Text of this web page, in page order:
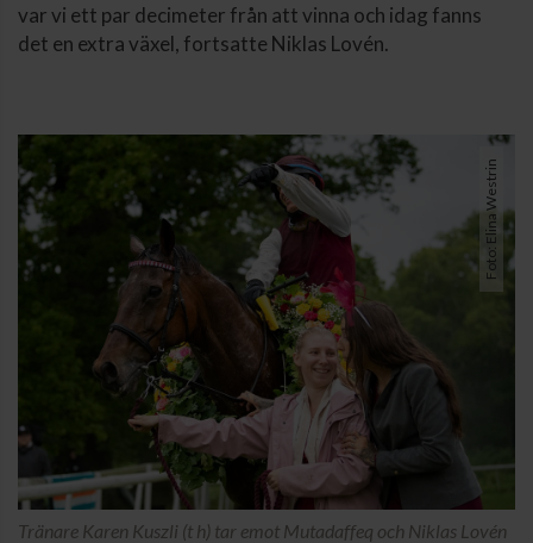
var vi ett par decimeter från att vinna och idag fanns
det en extra växel, fortsatte Niklas Lovén.
Foto: Elina Westrin
Tränare Karen Kuszli (t h) tar emot Mutadaffeq och Niklas Lovén